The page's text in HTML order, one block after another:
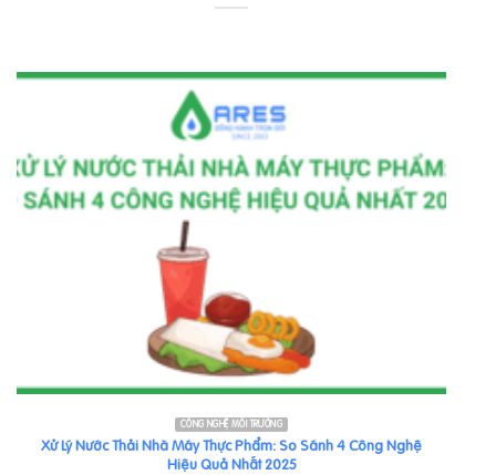
CÔNG NGHỆ MÔI TRƯỜNG
Xử Lý Nước Thải Nhà Máy Thực Phẩm: So Sánh 4 Công Nghệ
Hiệu Quả Nhất 2025